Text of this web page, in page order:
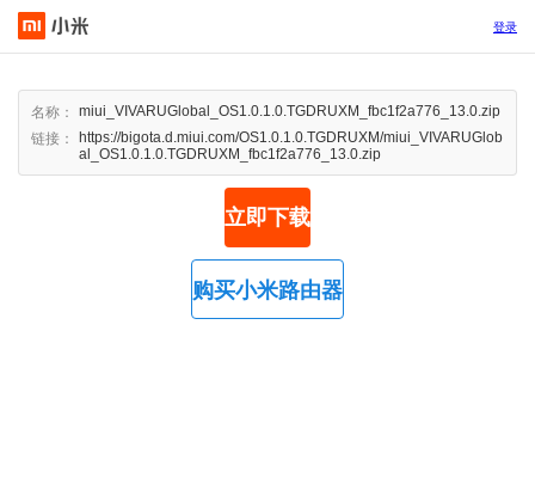
登录
名称：
miui_VIVARUGlobal_OS1.0.1.0.TGDRUXM_fbc1f2a776_13.0.zip
链接：
https://bigota.d.miui.com/OS1.0.1.0.TGDRUXM/miui_VIVARUGlob
al_OS1.0.1.0.TGDRUXM_fbc1f2a776_13.0.zip
立即下载
购买小米路由器